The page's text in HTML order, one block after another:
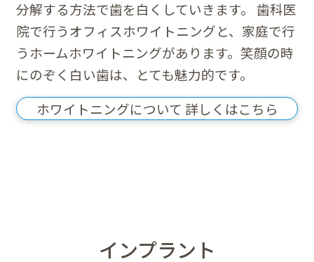
分解する方法で歯を白くしていきます。 歯科医
院で行うオフィスホワイトニングと、家庭で行
うホームホワイトニングがあります。笑顔の時
にのぞく白い歯は、とても魅力的です。
ホワイトニングについて 詳しくはこちら
インプラント